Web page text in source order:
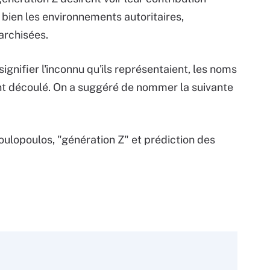
les environnements autoritaires,
l'inconnu qu'ils représentaient, les noms
découlé. On a suggéré de nommer la suivante
"génération Z" et prédiction des